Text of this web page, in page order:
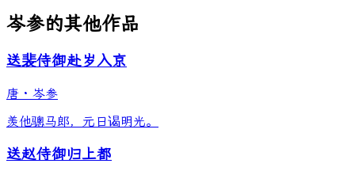
岑参的其他作品
送裴侍御赴岁入京
唐 · 岑参
羡他骢马郎，元日谒明光。
送赵侍御归上都